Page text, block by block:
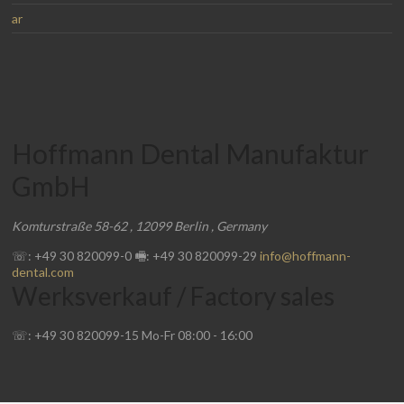
ar
Komturstraße 58-62, 12099 Berlin , Germany
☏: +49 30 820099-0 🖷: +49 30 820099-29 info@hoffmann-
dental.com
☏: +49 30 820099-15 Mo-Fr 08:00 - 16:00